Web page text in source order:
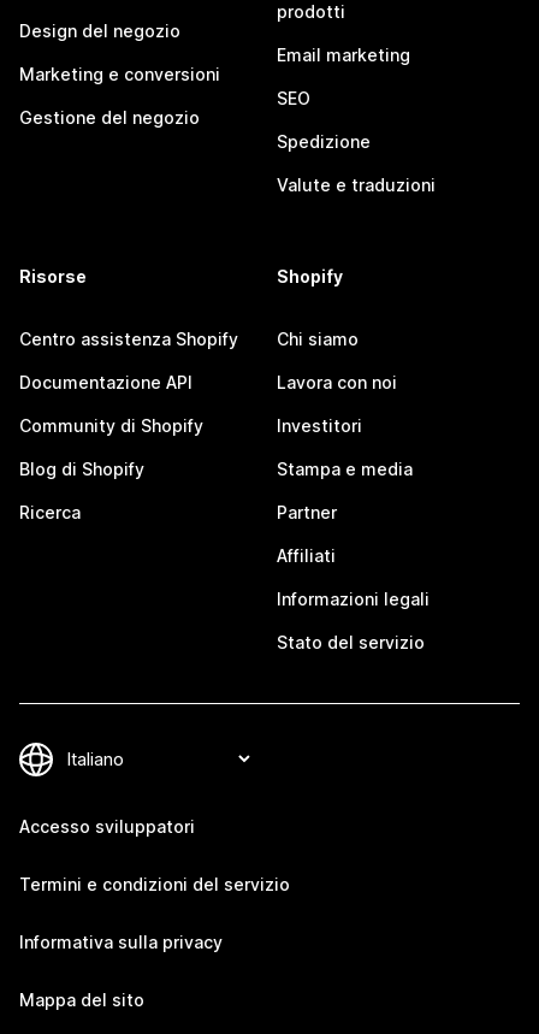
Design del negozio
Marketing e conversioni
Gestione del negozio
prodotti
Email marketing
SEO
Spedizione
Valute e traduzioni
Risorse
Centro assistenza Shopify
Documentazione API
Community di Shopify
Blog di Shopify
Ricerca
Shopify
Chi siamo
Lavora con noi
Investitori
Stampa e media
Partner
Affiliati
Informazioni legali
Stato del servizio
Accesso sviluppatori
Termini e condizioni del servizio
Informativa sulla privacy
Mappa del sito